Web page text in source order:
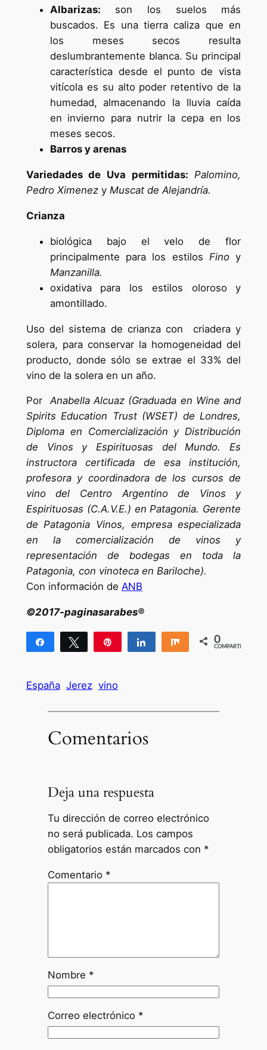
Albarizas: son los suelos más
buscados. Es una tierra caliza que en
los meses secos resulta
deslumbrantemente blanca. Su principal
característica desde el punto de vista
vitícola es su alto poder retentivo de la
humedad, almacenando la lluvia caída
en invierno para nutrir la cepa en los
meses secos.
Barros y arenas
Variedades de Uva permitidas: Palomino,
Pedro Ximenezy Muscat de Alejandría.
Crianza
biológica bajo el velo de flor
principalmente para los estilos Finoy
Manzanilla.
oxidativa para los estilos oloroso y
amontillado.
Uso del sistema de crianza con criadera y
solera, para conservar la homogeneidad del
producto, donde sólo se extrae el 33% del
vino de la solera en un año.
PorAnabella Alcuaz (Graduada en Wine and
Spirits Education Trust (WSET) de Londres,
Diploma en Comercialización y Distribución
de Vinos y Espirituosas del Mundo. Es
instructora certificada de esa institución,
profesora y coordinadora de los cursos de
vino del Centro Argentino de Vinos y
Espirituosas (C.A.V.E.) en Patagonia. Gerente
de Patagonia Vinos, empresa especializada
en la comercialización de vinos y
representación de bodegas en toda la
Patagonia, con vinoteca en Bariloche).
Con información de ANB
©2017-paginasarabes®
Compartir Twittear Compartir Compartir
0
COMPARTIR
España Jerez vino
Comentarios
Deja una respuesta
Tu dirección de correo electrónico
no será publicada. Los campos
obligatorios están marcados con *
Comentario *
Nombre *
Correo electrónico *